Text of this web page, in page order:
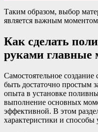
Таким образом, выбор
является важным
Как сделать
руками главные
Самостоятельное
быть достаточно простым
опыта в установке
выполнение основных
эффективной. В этом
характеристики и способы